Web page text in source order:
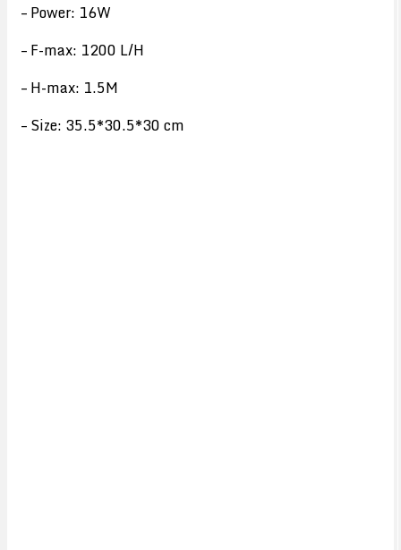
– Power: 16W
– F-max: 1200 L/H
– H-max: 1.5M
– Size: 35.5*30.5*30 cm